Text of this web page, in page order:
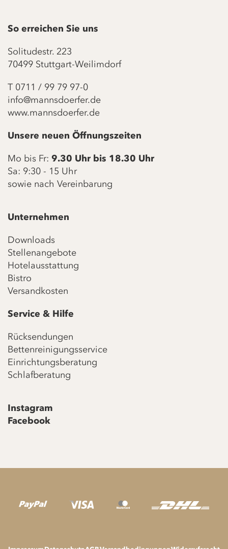
So erreichen Sie uns
Solitudestr. 223
70499 Stuttgart-Weilimdorf
T 0711 / 99 79 97-0
info@mannsdoerfer.de
www.mannsdoerfer.de
Unsere neuen Öffnungszeiten
Mo bis Fr: 9.30 Uhr bis 18.30 Uhr
Sa: 9:30 - 15 Uhr
sowie nach Vereinbarung
Unternehmen
Downloads
Stellenangebote
Hotelausstattung
Bistro
Versandkosten
Service & Hilfe
Rücksendungen
Bettenreinigungsservice
Einrichtungsberatung
Schlafberatung
Instagram
Facebook